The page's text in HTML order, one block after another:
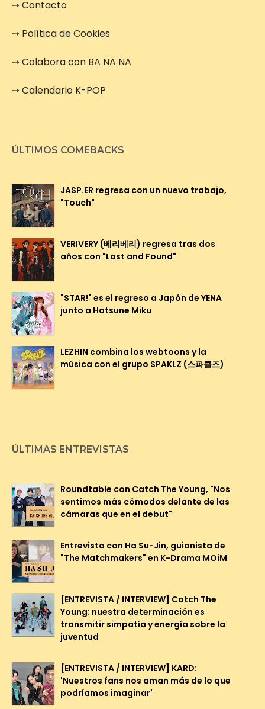
➙Contacto
➙ Política de Cookies
➙Colabora con BA NA NA
➙Calendario K-POP
ÚLTIMOS COMEBACKS
JASP.ER regresa con un nuevo trabajo,
"Touch"
VERIVERY (베리베리) regresa tras dos
años con "Lost and Found"
"STAR!" es el regreso a Japón de YENA
junto a Hatsune Miku
LEZHIN combina los webtoons y la
música con el grupo SPAKLZ (스파클즈)
ÚLTIMAS ENTREVISTAS
Roundtable con Catch The Young, "Nos
sentimos más cómodos delante de las
cámaras que en el debut"
Entrevista con Ha Su-Jin, guionista de
"The Matchmakers" en K-Drama MOiM
[ENTREVISTA / INTERVIEW] Catch The
Young: nuestra determinación es
transmitir simpatía y energía sobre la
juventud
[ENTREVISTA / INTERVIEW] KARD:
'Nuestros fans nos aman más de lo que
podríamos imaginar'